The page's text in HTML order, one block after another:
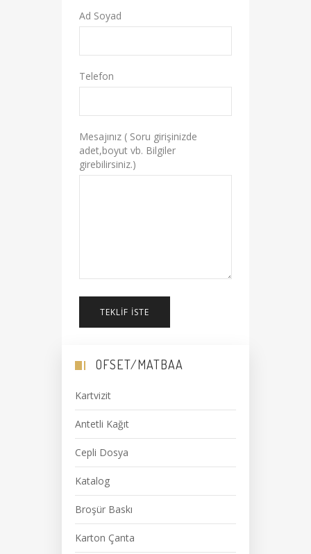
Ad Soyad
Telefon
Mesajınız ( Soru girişinizde
adet,boyut vb. Bilgiler
girebilirsiniz.)
TEKLIF İSTE
OFSET/MATBAA
Kartvizit
Antetli Kağıt
Cepli Dosya
Katalog
Broşür Baskı
Karton Çanta